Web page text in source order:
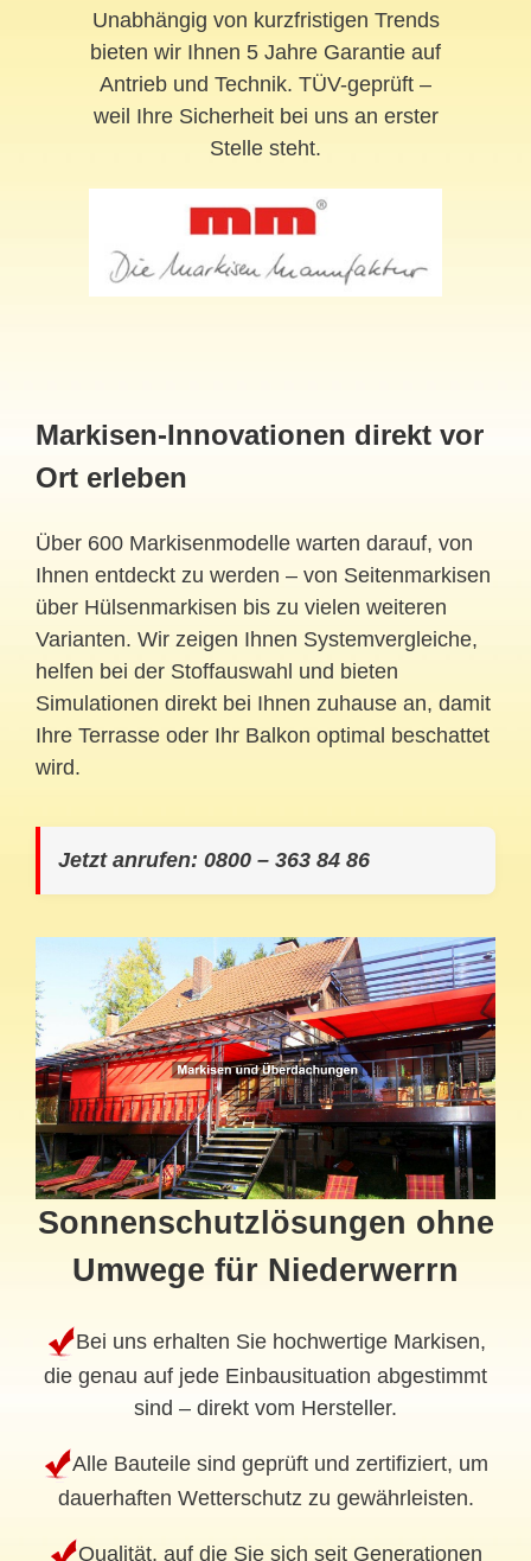
Unabhängig von kurzfristigen Trends
bieten wir Ihnen 5 Jahre Garantie auf
Antrieb und Technik. TÜV-geprüft –
weil Ihre Sicherheit bei uns an erster
Stelle steht.
Markisen-Innovationen direkt vor
Ort erleben
Über 600 Markisenmodelle warten darauf, von
Ihnen entdeckt zu werden – von Seitenmarkisen
über Hülsenmarkisen bis zu vielen weiteren
Varianten. Wir zeigen Ihnen Systemvergleiche,
helfen bei der Stoffauswahl und bieten
Simulationen direkt bei Ihnen zuhause an, damit
Ihre Terrasse oder Ihr Balkon optimal beschattet
wird.
Jetzt anrufen: 0800 – 363 84 86
Sonnenschutzlösungen ohne
Umwege für Niederwerrn
Bei uns erhalten Sie hochwertige Markisen,
die genau auf jede Einbausituation abgestimmt
sind – direkt vom Hersteller.
Alle Bauteile sind geprüft und zertifiziert, um
dauerhaften Wetterschutz zu gewährleisten.
Qualität, auf die Sie sich seit Generationen